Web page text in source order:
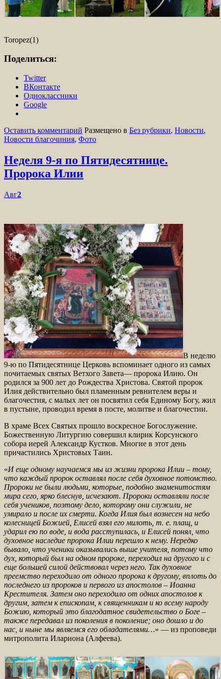
Toropez(1)
Поделиться:
Twitter
ВКонтакте
Одноклассники
Google
Оставить комментарий Размещено в Без рубрики, Новости,
Новости благочиния, Фото
Неделя 9-я по Пятидесятнице.
Пророка Илии
Авг2
В неделю
9-ю по Пятидесятнице Церковь вспоминает одного из самых
почитаемых святых Ветхого Завета— пророка Илию. Он
родился за 900 лет до Рождества Христова. Святой пророк
Илия действительно был пламенным ревнителем веры и
благочестия, с малых лет он посвятил себя Единому Богу, жил
в пустыне, проводил время в посте, молитве и благочестии.
В храме Всех Святых прошло воскресное Богослужение.
Божественную Литургию совершил клирик Корсунского
собора иерей Александр Кустков. Многие в этот день
причастились Христовых Таин.
«И еще одному научаемся мы из жизни пророка Илии – тому,
что каждый пророк оставлял после себя духовное потомство.
Пророки не были людьми, которые, подобно знаменитостям
мира сего, ярко блеснув, исчезают. Пророки оставляли после
себя учеников, поэтому дело, которому они служили, не
умирало и после их смерти. Когда Илия был вознесен на небо
колесницей Божией, Елисей взял его милоть , т. е. плащ, и
ударил ею по воде, и вода расступилась, и Елисей понял, что
духовное наследие пророка Илии перешло к нему. Нередко
бывало, что ученики оказывались выше учителя, потому что
дух, который был на одном пророке, переходил на другого и с
еще большей силой действовал через него. Так духовное
преемство переходило от одного пророка к другому, вплоть до
последнего из пророков и первого из апостолов – Иоанна
Крестителя. Затем оно переходило от одних апостолов к
другим, затем к епископам, к священникам и ко всему народу
Божию, который это благодатное свидетельство о Боге –
также передавал из поколения в поколение; оно дошло и до
нас, и ныне мы являемся его обладателями…» — из проповеди
митрополита Илариона (Алфеева).